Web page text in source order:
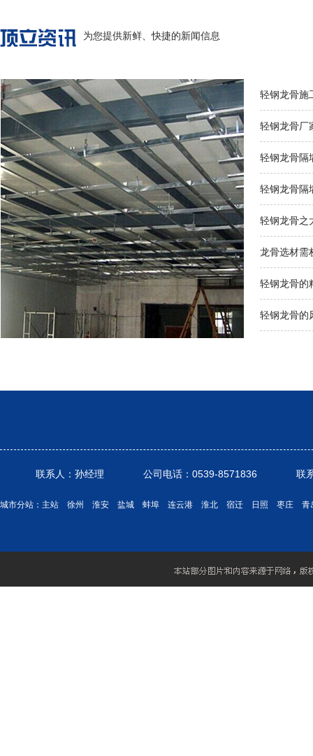
为您提供新鲜、快捷的新闻信息
轻钢龙骨施
轻钢龙骨厂
轻钢龙骨隔
轻钢龙骨隔
轻钢龙骨之
龙骨选材需
轻钢龙骨的
轻钢龙骨的
联系人：孙经理 公司电话：0539-8571836 联系电话
城市分站： 主站 徐州 淮安 盐城 蚌埠 连云港 淮北 宿迁 日照 枣庄 青